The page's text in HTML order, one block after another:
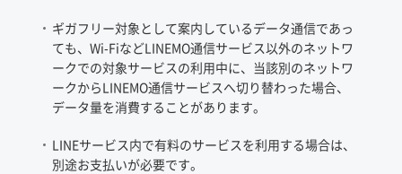
ギガフリー対象として案内しているデータ通信であっ
ても、Wi-FiなどLINEMO通信サービス以外のネットワ
ークでの対象サービスの利用中に、当該別のネットワ
ークからLINEMO通信サービスへ切り替わった場合、
データ量を消費することがあります。
LINEサービス内で有料のサービスを利用する場合は、
別途お支払いが必要です。